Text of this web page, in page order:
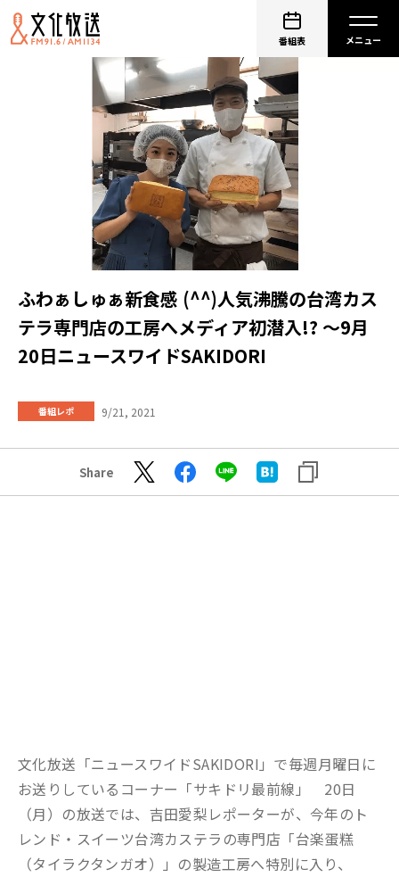
番組表
ふわぁしゅぁ新食感 (^^)人気沸騰の台湾カス
テラ専門店の工房へメディア初潜入!? ～9月
20日ニュースワイドSAKIDORI
番組レポ 9/21, 2021
Share
文化放送「ニュースワイドSAKIDORI」で毎週月曜日に
お送りしているコーナー「サキドリ最前線」 20日
（月）の放送では、吉田愛梨レポーターが、今年のト
レンド・スイーツ台湾カステラの専門店「台楽蛋糕
（タイラクタンガオ）」の製造工房へ特別に入り、